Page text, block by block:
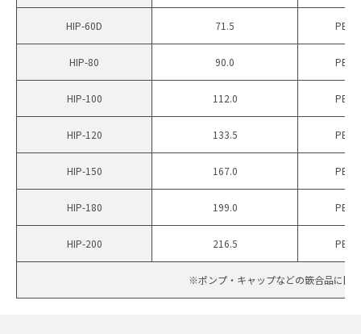
HIP-60D 71.5 PET
HIP-80 90.0 PET
HIP-100 112.0 PET
HIP-120 133.5 PET
HIP-150 167.0 PET
HIP-180 199.0 PET
HIP-200 216.5 PET
※ポンプ・キャップなどの篏合品に関